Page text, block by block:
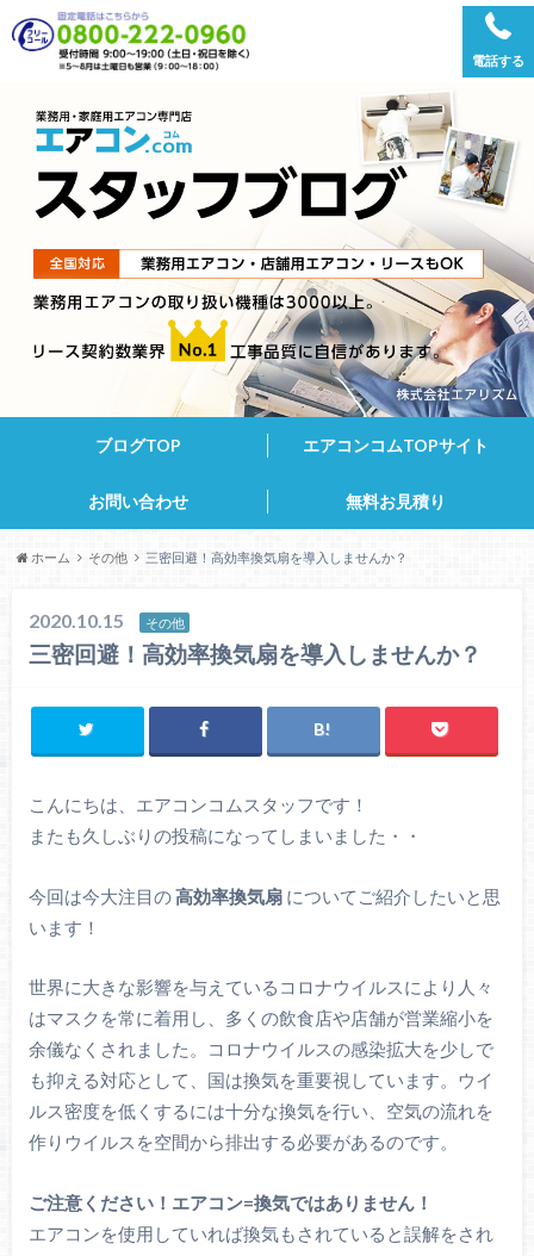
電話する
ブログTOP エアコンコムTOPサイト
お問い合わせ 無料お見積り
ホーム その他 三密回避！高効率換気扇を導入しませんか？
2020.10.15 その他
三密回避！高効率換気扇を導入しませんか？
こんにちは、エアコンコムスタッフです！
またも久しぶりの投稿になってしまいました・・
今回は今大注目の高効率換気扇についてご紹介したいと思
います！
世界に大きな影響を与えているコロナウイルスにより人々
はマスクを常に着用し、多くの飲食店や店舗が営業縮小を
余儀なくされました。コロナウイルスの感染拡大を少しで
も抑える対応として、国は換気を重要視しています。ウイ
ルス密度を低くするには十分な換気を行い、空気の流れを
作りウイルスを空間から排出する必要があるのです。
ご注意ください！エアコン=換気ではありません！
エアコンを使用していれば換気もされていると誤解をされ